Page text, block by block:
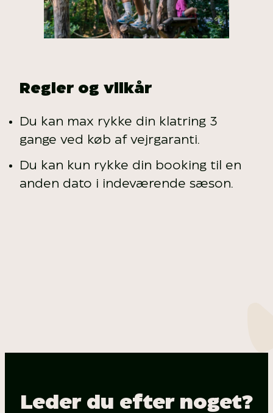
Regler og vilkår
Du kan max rykke din klatring 3
gange ved køb af vejrgaranti.
Du kan kun rykke din booking til en
anden dato i indeværende sæson.
Leder du efter noget?